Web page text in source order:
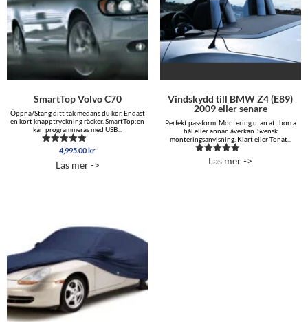
SmartTop Volvo C70
Öppna/Stäng ditt tak medans du kör. Endast
en kort knapptryckning räcker. SmartTop:en
kan programmeras med USB...
Betygsatt
av 5
4,995.00 kr
Läs mer ->
Vindskydd till BMW Z4 (E89)
2009 eller senare
Perfekt passform. Montering utan att borra
hål eller annan åverkan. Svensk
monteringsanvisning. Klart eller Tonat...
Betygsatt
Läs mer ->